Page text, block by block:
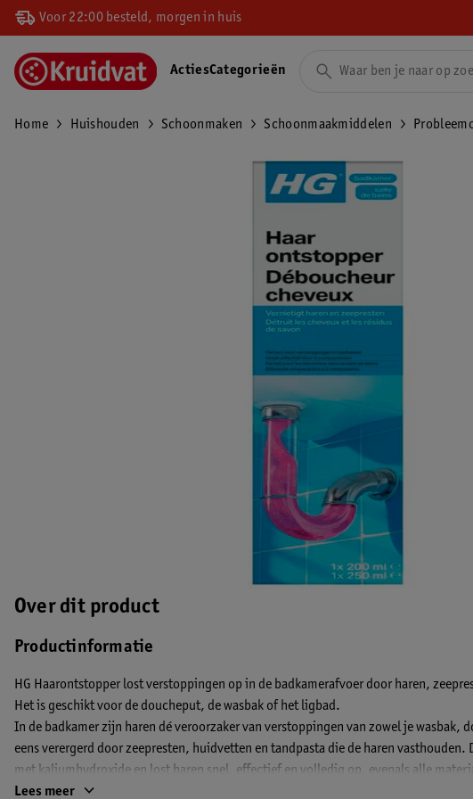
Voor 22:00 besteld, morgen in huis
ActiesCategorieën
Home Huishouden Schoonmaken Schoonmaakmiddelen
Over dit product
Productinformatie
HG Haarontstopper lost verstoppingen op in de badkamerafvoer door haren,
Het is geschikt voor de doucheput, de wasbak of het ligbad.
In de badkamer zijn haren dé veroorzaker van verstoppingen van zowel je wasbak,
eens verergerd door zeepresten, huidvetten en tandpasta die de haren vasthouden.
met kaliumhydroxide en lost haren snel, effectief en volledig op, evenals alle
Lees meer